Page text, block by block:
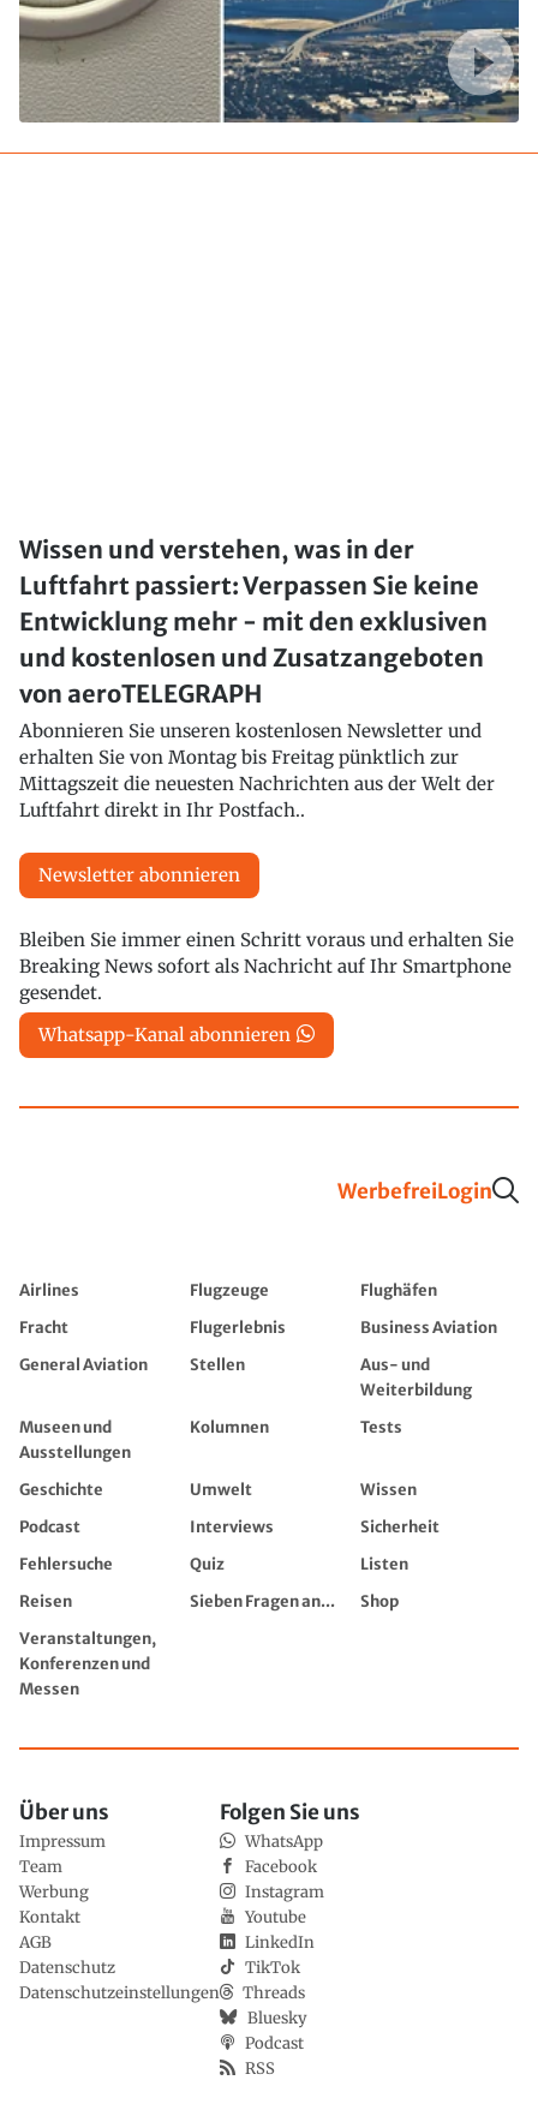
Wissen und verstehen, was in der
Luftfahrt passiert: Verpassen Sie keine
Entwicklung mehr - mit den exklusiven
und kostenlosen und Zusatzangeboten
von aeroTELEGRAPH
Abonnieren Sie unseren kostenlosen Newsletter und
erhalten Sie von Montag bis Freitag pünktlich zur
Mittagszeit die neuesten Nachrichten aus der Welt der
Luftfahrt direkt in Ihr Postfach..
Newsletter abonnieren
Bleiben Sie immer einen Schritt voraus und erhalten Sie
Breaking News sofort als Nachricht auf Ihr Smartphone
gesendet.
Whatsapp-Kanal abonnieren
WerbefreiLogin
Airlines Flugzeuge
Flughäfen
Fracht
Flugerlebnis
Business Aviation
General Aviation
Stellen
Aus- und
Weiterbildung
Museen und
Ausstellungen
Kolumnen Tests
Geschichte Umwelt
Wissen
Podcast
Interviews
Sicherheit
Fehlersuche
Quiz
Listen
Reisen
Sieben Fragen an...
Shop
Veranstaltungen,
Konferenzen und
Messen
Über uns
Impressum
Team
Werbung
Kontakt
AGB
Datenschutz
Datenschutzeinstellungen
Folgen Sie uns
WhatsApp
Facebook
Instagram
Youtube
LinkedIn
TikTok
Threads
Bluesky
Podcast
RSS